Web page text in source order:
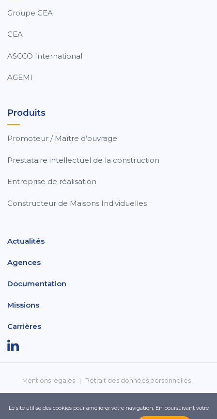
Groupe CEA
CEA
ASCCO International
AGEMI
Produits
Promoteur / Maître d’ouvrage
Prestataire intellectuel de la construction
Entreprise de réalisation
Constructeur de Maisons Individuelles
Actualités
Agences
Documentation
Missions
Carrières
Mentions légales Retrait des données personnelles
Le site utilise des cookies pour améliorer votre navigation. En poursuivant votre